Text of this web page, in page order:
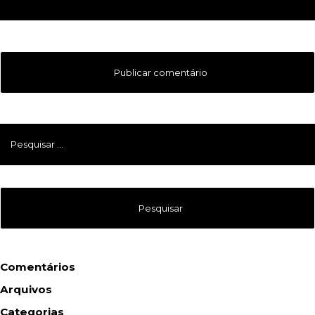
Pesquisar
Comentários
Arquivos
Categorias